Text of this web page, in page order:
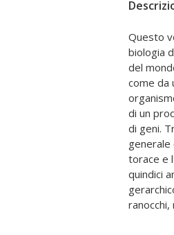
Questo
biologia
del
come da
di un
di geni.
generale
torace e
quindici
un po'
ciò ha
è stato
sviluppo
natura